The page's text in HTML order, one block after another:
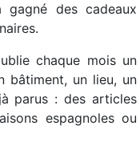
gagné des cadeaux
chaque mois un
bâtiment, un lieu, un
parus : des articles
espagnoles ou